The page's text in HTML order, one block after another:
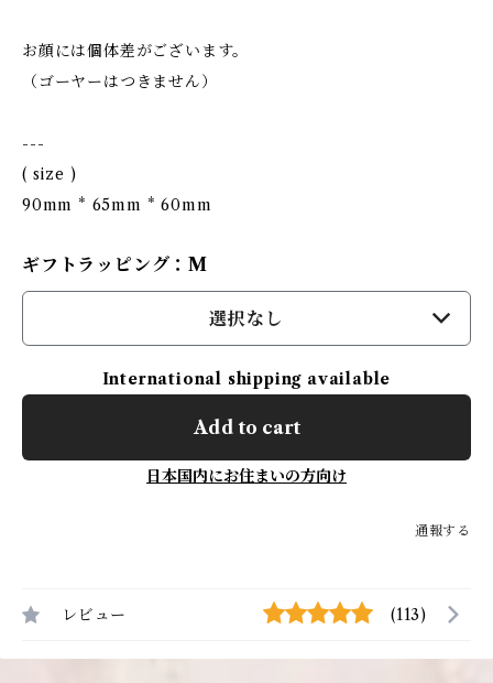
お顔には個体差がございます。
（ゴーヤーはつきません）
---
( size )
90mm * 65mm * 60mm
ギフトラッピング：M
選択なし
International shipping available
Add to cart
日本国内にお住まいの方向け
通報する
レビュー (113)